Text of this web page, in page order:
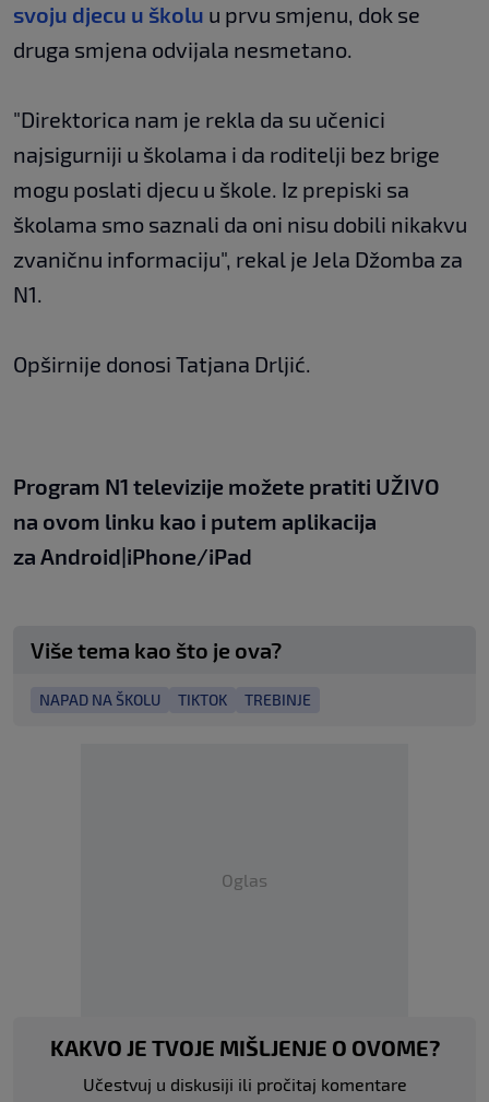
svoju djecu u školu u prvu smjenu, dok se
druga smjena odvijala nesmetano.
"Direktorica nam je rekla da su učenici
najsigurniji u školama i da roditelji bez brige
mogu poslati djecu u škole. Iz prepiski sa
školama smo saznali da oni nisu dobili nikakvu
zvaničnu informaciju", rekal je Jela Džomba za
N1.
Opširnije donosi Tatjana Drljić.
Program N1 televizije možete pratiti UŽIVO
na ovom linku kao i putem aplikacija
za Android|iPhone/iPad
Više tema kao što je ova?
NAPAD NA ŠKOLU TIKTOK TREBINJE
Oglas
KAKVO JE TVOJE MIŠLJENJE O OVOME?
Učestvuj u diskusiji ili pročitaj komentare